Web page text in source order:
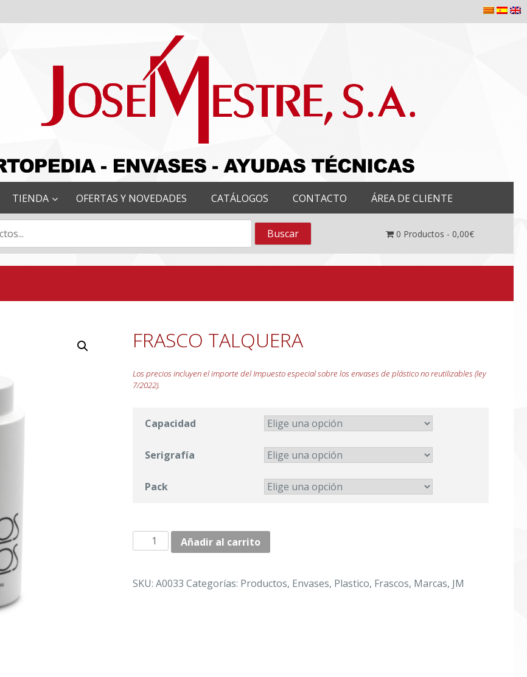
TIENDA OFERTAS Y NOVEDADES CATÁLOGOS CONTACTO ÁREA DE CLIENTE
0 Productos - 0,00€
FRASCO TALQUERA
Los precios incluyen el importe del Impuesto especial sobre los envases de plástico no reutilizables (ley
7/2022).
Capacidad
Serigrafía
Pack
FRASCO
TALQUERA
Añadir al carrito
SKU:A0033 Categorías: Productos, Envases, Plastico, Frascos, Marcas, JM